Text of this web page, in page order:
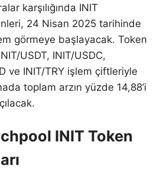
karşılığında INIT
24 Nisan 2025 tarihinde
görmeye başlayacak. Token
USDT, INIT/USDC,
ve INIT/TRY işlem çiftleriyle
toplam arzın yüzde 14,88’i
INIT Token